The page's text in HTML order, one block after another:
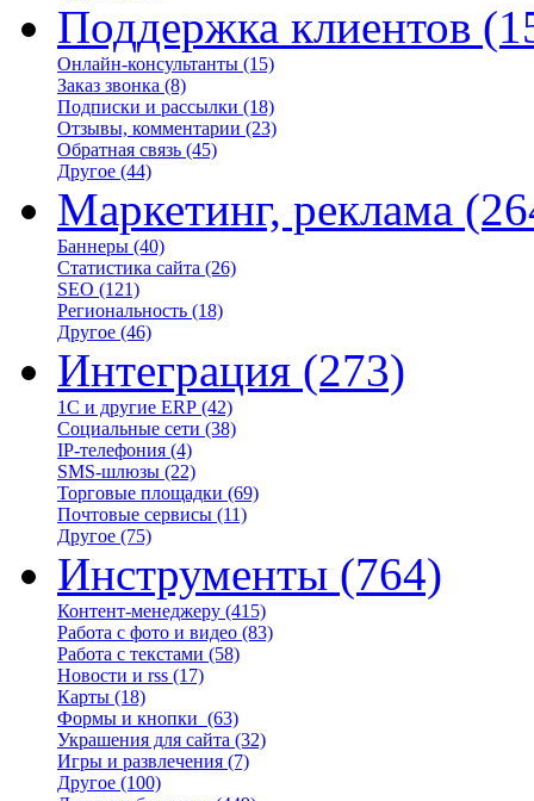
Поддержка клиентов
Онлайн-консультанты (15)
Заказ звонка (8)
Подписки и рассылки (18)
Отзывы, комментарии (23)
Обратная связь (45)
Другое (44)
Маркетинг, реклама
Баннеры (40)
Статистика сайта (26)
SEO (121)
Региональность (18)
Другое (46)
Интеграция (273)
1С и другие ERP (42)
Социальные сети (38)
IP-телефония (4)
SMS-шлюзы (22)
Торговые площадки (69)
Почтовые сервисы (11)
Другое (75)
Инструменты (764)
Контент-менеджеру (415)
Работа с фото и видео (83)
Работа с текстами (58)
Новости и rss (17)
Карты (18)
Формы и кнопки (63)
Украшения для сайта (32)
Игры и развлечения (7)
Другое (100)